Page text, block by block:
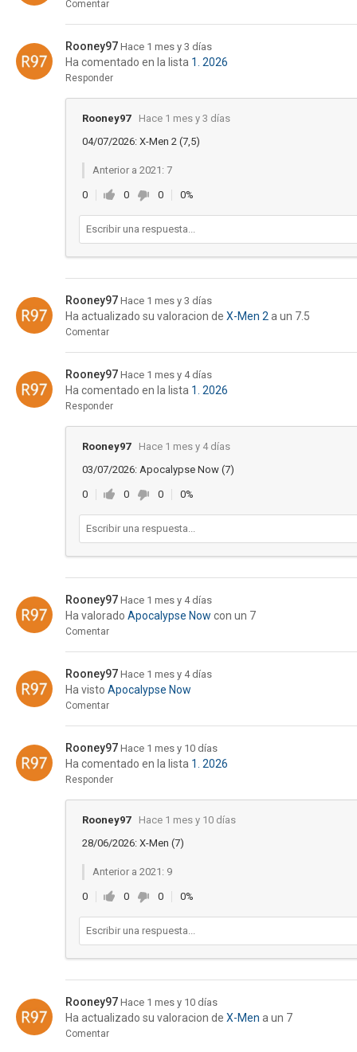
Comentar
Rooney97 Hace 1 mes y 3 días
Ha comentado en la lista 1. 2026
Responder
Rooney97
Hace 1 mes y 3 días
04/07/2026: X-Men 2 (7,5)
Anterior a 2021: 7
0 0 0 0%
Rooney97 Hace 1 mes y 3 días
Ha actualizado su valoracion de X-Men 2 a un 7.5
Comentar
Rooney97 Hace 1 mes y 4 días
Ha comentado en la lista 1. 2026
Responder
Rooney97
Hace 1 mes y 4 días
03/07/2026: Apocalypse Now (7)
0 0 0 0%
Rooney97 Hace 1 mes y 4 días
Ha valorado Apocalypse Now con un 7
Comentar
Rooney97 Hace 1 mes y 4 días
Ha visto Apocalypse Now
Comentar
Rooney97 Hace 1 mes y 10 días
Ha comentado en la lista 1. 2026
Responder
Rooney97
Hace 1 mes y 10 días
28/06/2026: X-Men (7)
Anterior a 2021: 9
0 0 0 0%
Rooney97 Hace 1 mes y 10 días
Ha actualizado su valoracion de X-Men a un 7
Comentar